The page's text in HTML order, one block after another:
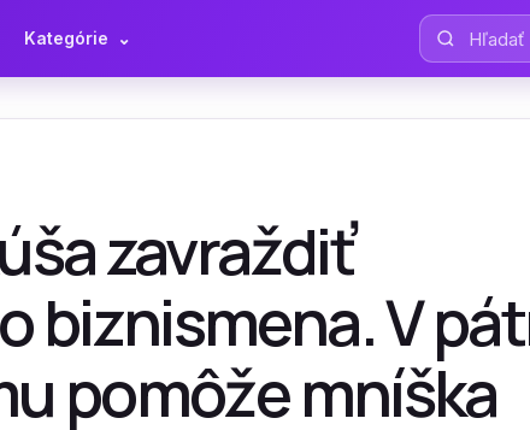
Kategórie ⌄ Hľadať články
zavraždiť
biznismena. V
pomôže mníška